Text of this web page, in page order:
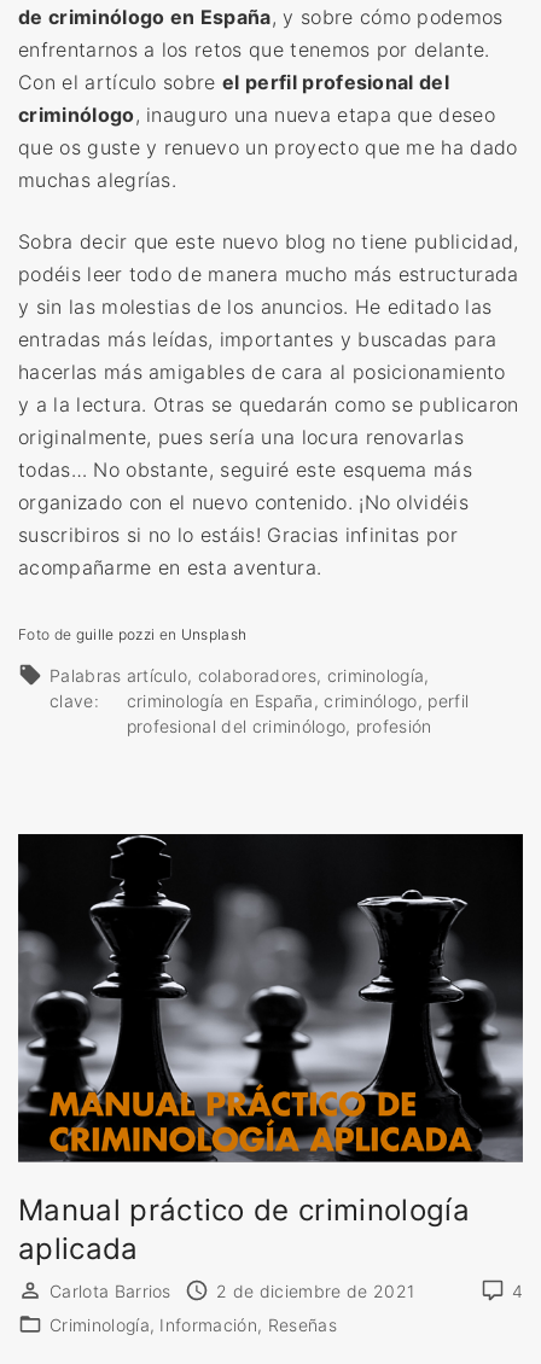
de criminólogo en España, y sobre cómo podemos
enfrentarnos a los retos que tenemos por delante.
Con el artículo sobreel perfil profesional del
criminólogo, inauguro una nueva etapa que deseo
que os guste y renuevo un proyecto que me ha dado
muchas alegrías.
Sobra decir que este nuevo blog no tiene publicidad,
podéis leer todo de manera mucho más estructurada
y sin las molestias de los anuncios. He editado las
entradas más leídas, importantes y buscadas para
hacerlas más amigables de cara al posicionamiento
y a la lectura. Otras se quedarán como se publicaron
originalmente, pues sería una locura renovarlas
todas… No obstante, seguiré este esquema más
organizado con el nuevo contenido. ¡No olvidéis
suscribiros si no lo estáis! Gracias infinitas por
acompañarme en esta aventura.
Foto de guille pozzi en Unsplash
Palabras
clave:
artículo colaboradores criminología
criminología en España
criminólogo perfil
profesional del criminólogo profesión
Manual práctico de criminología
aplicada
4
Carlota Barrios
2 de diciembre de 2021
Criminología Información Reseñas